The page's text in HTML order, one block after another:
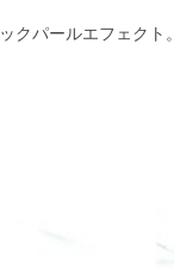
クパールエフェクト。